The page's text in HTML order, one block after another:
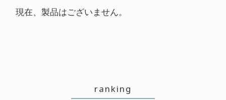
現在、製品はございません。
ranking